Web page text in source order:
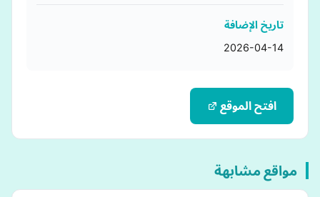
تاريخ الإضافة
2026-04-14
افتح الموقع
مواقع مشابهة